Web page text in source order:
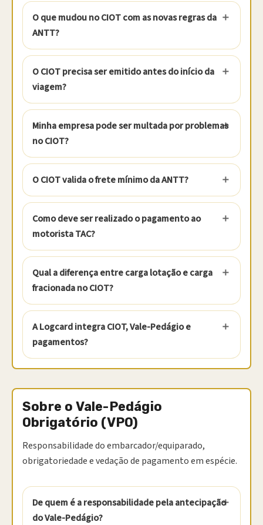
O que mudou no CIOT com as novas regras da
ANTT?
O CIOT precisa ser emitido antes do início da
viagem?
Minha empresa pode ser multada por problemas
no CIOT?
O CIOT valida o frete mínimo da ANTT?
Como deve ser realizado o pagamento ao
motorista TAC?
Qual a diferença entre carga lotação e carga
fracionada no CIOT?
A Logcard integra CIOT, Vale-Pedágio e
pagamentos?
Sobre o Vale-Pedágio
Obrigatório (VPO)
Responsabilidade do embarcador/equiparado,
obrigatoriedade e vedação de pagamento em espécie.
De quem é a responsabilidade pela antecipação
do Vale-Pedágio?